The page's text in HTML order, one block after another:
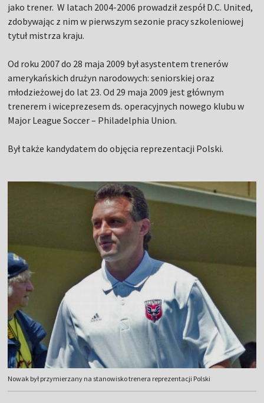
jako trener. W latach 2004-2006 prowadził zespół D.C. United,
zdobywając z nim w pierwszym sezonie pracy szkoleniowej
tytuł mistrza kraju.
Od roku 2007 do 28 maja 2009 był asystentem trenerów
amerykańskich drużyn narodowych: seniorskiej oraz
młodzieżowej do lat 23. Od 29 maja 2009 jest głównym
trenerem i wiceprezesem ds. operacyjnych nowego klubu w
Major League Soccer – Philadelphia Union.
Był także kandydatem do objęcia reprezentacji Polski.
Nowak był przymierzany na stanowisko trenera reprezentacji Polski